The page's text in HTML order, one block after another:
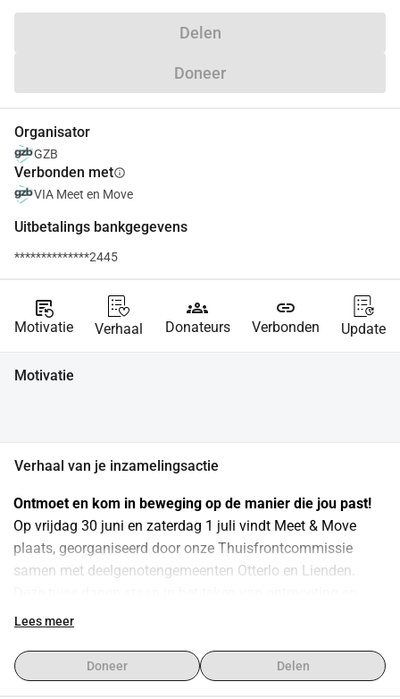
Delen
Doneer
Organisator
GZB
Verbonden metinfo
VIA Meet en Move
Uitbetalings bankgegevens
**************2445
source_notes
Motivatie Verhaal
groups
Donateurs
link
Verbonden Update
Motivatie
Verhaal van je inzamelingsactie
Ontmoet en kom in beweging op de manier die jou past!
Op vrijdag 30 juni en zaterdag 1 juli vindt Meet & Move
plaats, georganiseerd door onze Thuisfrontcommissie
samen met deelgenotengemeenten Otterlo en Lienden.
beweging. We hebben gekozen voor een gevarieerd
van bewegen is.
Wielrennen op vrijdag 30 juni:
Lees meer
Doneer Delen